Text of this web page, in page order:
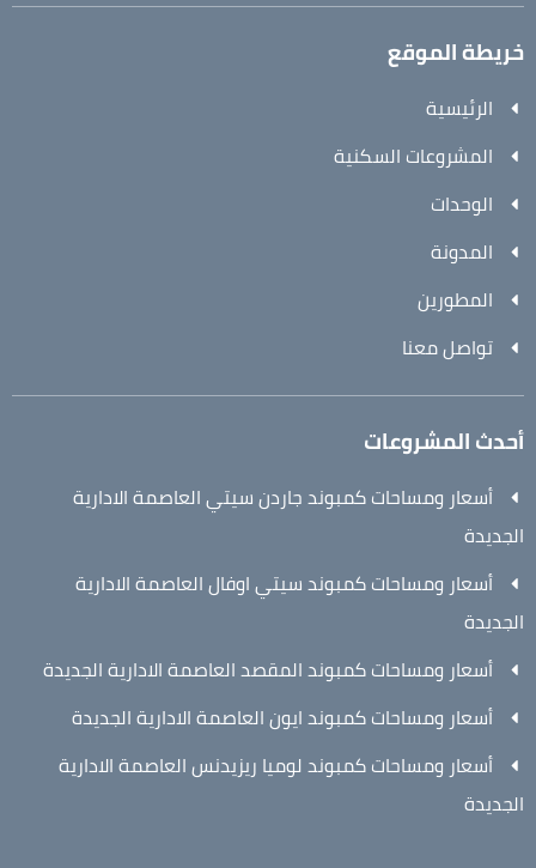
خريطة الموقع
الرئيسية
المشروعات السكنية
الوحدات
المدونة
المطورين
تواصل معنا
أحدث المشروعات
أسعار ومساحات كمبوند جاردن سيتي العاصمة الادارية
الجديدة
أسعار ومساحات كمبوند سيتي اوفال العاصمة الادارية
الجديدة
أسعار ومساحات كمبوند المقصد العاصمة الادارية الجديدة
أسعار ومساحات كمبوند ايون العاصمة الادارية الجديدة
أسعار ومساحات كمبوند لوميا ريزيدنس العاصمة الادارية
الجديدة